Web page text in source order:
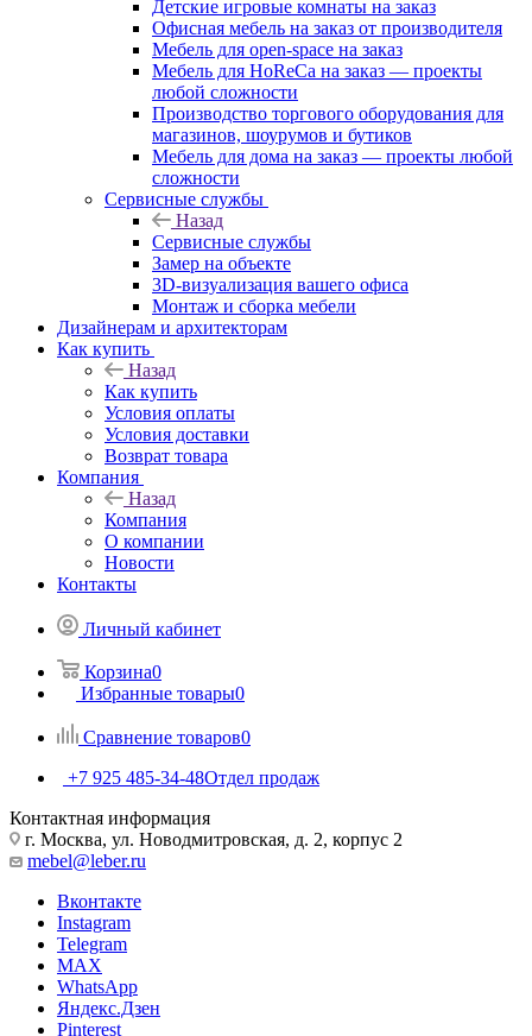
Детские игровые комнаты на заказ
Офисная мебель на заказ от производителя
Мебель для open-space на заказ
Мебель для HoReCa на заказ — проекты
любой сложности
Производство торгового оборудования для
магазинов, шоурумов и бутиков
Мебель для дома на заказ — проекты любой
сложности
Сервисные службы
Назад
Сервисные службы
Замер на объекте
3D-визуализация вашего офиса
Монтаж и сборка мебели
Дизайнерам и архитекторам
Как купить
Назад
Как купить
Условия оплаты
Условия доставки
Возврат товара
Компания
Назад
Компания
О компании
Новости
Контакты
Личный кабинет
Корзина0
Избранные товары0
Сравнение товаров0
+7 925 485-34-48Отдел продаж
Контактная информация
г. Москва, ул. Новодмитровская, д. 2, корпус 2
mebel@leber.ru
Вконтакте
Instagram
Telegram
MAX
WhatsApp
Яндекс.Дзен
Pinterest